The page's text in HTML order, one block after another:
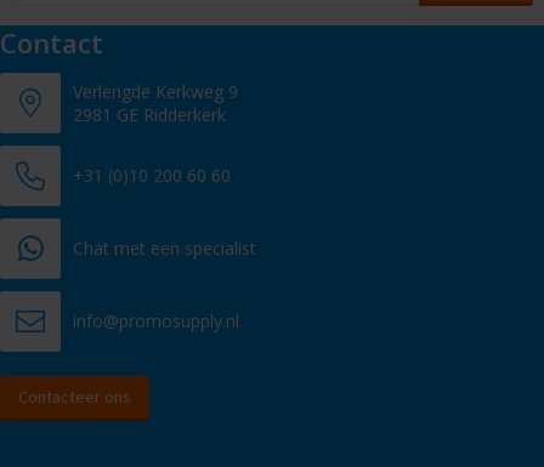
Contact
Verlengde Kerkweg 9
2981 GE Ridderkerk
+31 (0)10 200 60 60
Chat met een specialist
info@promosupply.nl
Contacteer ons